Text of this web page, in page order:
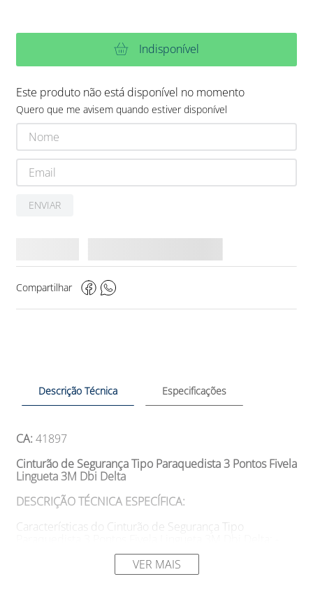
Indisponível
Este produto não está disponível no momento
Quero que me avisem quando estiver disponível
ENVIAR
Compartilhar
Descrição Técnica Especificações
CA: 41897
Cinturão de Segurança Tipo Paraquedista 3 Pontos Fivela
Lingueta 3M Dbi Delta
DESCRIÇÃO TÉCNICA ESPECÍFICA:
Características do Cinturão de Segurança Tipo
Cinturão de segurança tipo paraquedista Delta, utilizado
para proteção contra quedas; - Confeccionado em
cadarço de material sintético (poliéster), garantindo
VER MAIS